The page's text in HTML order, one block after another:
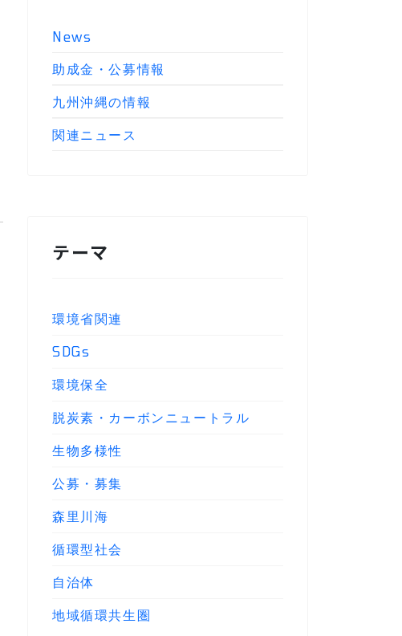
News
助成金・公募情報
九州沖縄の情報
関連ニュース
テーマ
環境省関連
SDGs
環境保全
脱炭素・カーボンニュートラル
生物多様性
公募・募集
森里川海
循環型社会
自治体
地域循環共生圏